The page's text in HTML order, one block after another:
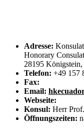
Adresse:
Honorary
28195
Telefon: +49 157
Fax:
Email:
Webseite:
Konsul: Herr
Öffnungszeiten: